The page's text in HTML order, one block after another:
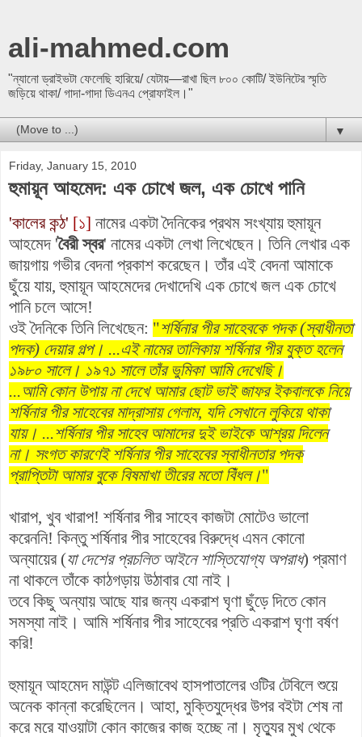
ali-mahmed.com
"ন্যানো ড্রাইভটা ফেলেছি হারিয়ে/ যেটায়—রাখা ছিল ৮০০ কোটি/ ইউনিটের স্মৃতি
জড়িয়ে থাকা/ গাদা-গাদা ডিএনএ প্রোফাইল।"
▼
Friday, January 15, 2010
হুমায়ূন আহমেদ: এক চোখে জল, এক চোখে পানি
'কালের কন্ঠ' [১] নামের একটা দৈনিকের প্রথম সংখ্যায় হুমায়ূন
আহমেদ 'বৈরী স্বর' নামের একটা লেখা লিখেছেন। তিনি লেখার এক
জায়গায় গভীর বেদনা প্রকাশ করেছেন। তাঁর এই বেদনা আমাকে
ছুঁয়ে যায়, হুমায়ূন আহমেদের দেখাদেখি এক চোখে জল এক চোখে
পানি চলে আসে!
ওই দৈনিকে তিনি লিখেছেন: ‍‍ "শর্ষিনার পীর সাহেবকে পদক (স্বাধীনতা
পদক) দেয়ার গল্প। ...এই নামের তালিকায় শর্ষিনার পীর যুক্ত হলেন
১৯৮০ সালে। ১৯৭১ সালে তাঁর ভুমিকা আমি দেখেছি।
...আমি কোন উপায় না দেখে আমার ছোট ভাই জাফর ইকবালকে নিয়ে
শর্ষিনার পীর সাহেবের মাদ্রাসায় গেলাম, যদি সেখানে লুকিয়ে থাকা
যায়। ...শর্ষিনার পীর সাহেব আমাদের দুই ভাইকে আশ্রয় দিলেন
না। সংগত কারণেই শর্ষিনার পীর সাহেবের স্বাধীনতার পদক
প্রাপ্তিটা আমার বুকে বিষমাখা তীরের মতো বিঁধল।"
খারাপ, খুব খারাপ! শর্ষিনার পীর সাহেব কাজটা মোটেও ভালো
করেননি! কিন্তু শর্ষিনার পীর সাহেবের বিরুদ্ধে এমন কোনো
অন্যায়ের (যা দেশের প্রচলিত আইনে শাস্তিযোগ্য অপরাধ) প্রমাণ
না থাকলে তাঁকে কাঠগড়ায় উঠাবার যো নাই।
তবে কিছু অন্যায় আছে যার জন্য একরাশ ঘৃণা ছুঁড়ে দিতে কোন
সমস্যা নাই। আমি শর্ষিনার পীর সাহেবের প্রতি একরাশ ঘৃণা বর্ষণ
করি!
হুমায়ূন আহমেদ মাউন্ট এলিজাবেথ হাসপাতালের ওটির টেবিলে শুয়ে
অনেক কান্না করেছিলেন। আহা, মুক্তিযুদ্ধের উপর বইটা শেষ না
করে মরে যাওয়াটা কোন কাজের কাজ হচ্ছে না। মৃত্যুর মুখ থেকে